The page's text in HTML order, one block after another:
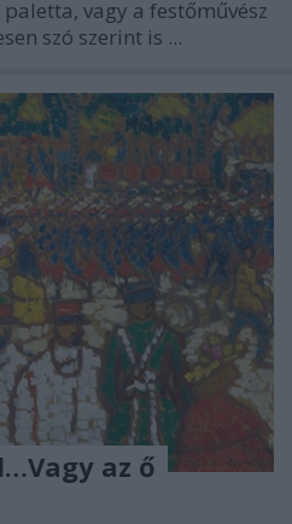
vagy a festőművész
szó szerint is ...
az ő